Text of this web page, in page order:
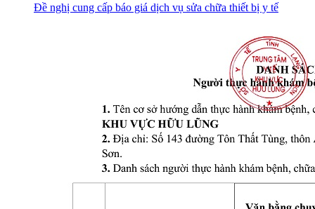
Đề nghị cung cấp báo giá dịch vụ sửa chữa thiết bị y tế